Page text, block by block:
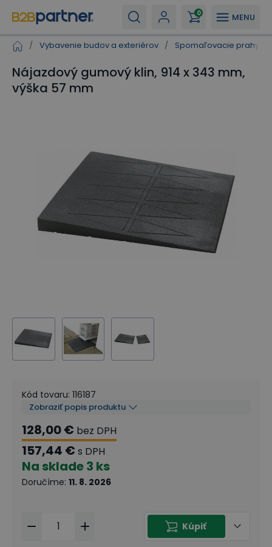
MENU
0
/ Vybavenie budov a exteriérov / Spomaľovacie prahy,
Nájazdový gumový klin, 914 x 343 mm,
výška 57 mm
Kód tovaru: 116187
Zobraziť popis produktu
128,00 € bez DPH
157,44 € s DPH
Na sklade3 ks
Doručíme: 11. 8. 2026
Kúpiť